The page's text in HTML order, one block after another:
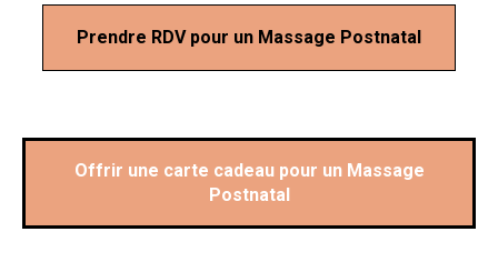
Prendre RDV pour un Massage Postnatal
Offrir une carte cadeau pour un Massage
Postnatal